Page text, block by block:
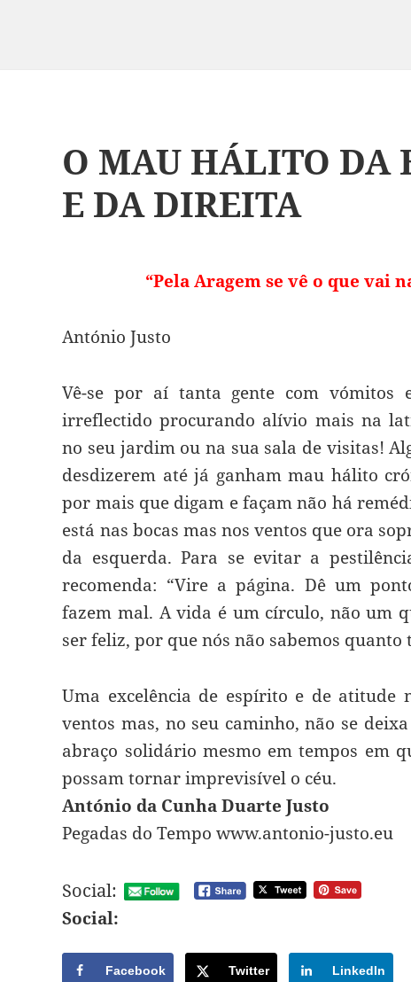
O MAU HÁLITO DA
E DA DIREITA
“Pela Aragem se vê o que vai
António Justo
Vê-se por aí tanta gente com vómitos
irreflectido procurando alívio mais na
no seu jardim ou na sua sala de visitas!
desdizerem até já ganham mau hálito
por mais que digam e façam não há
está nas bocas mas nos ventos que ora
da esquerda. Para se evitar a
recomenda: “Vire a página. Dê um
fazem mal. A vida é um círculo, não um
ser feliz, por que nós não sabemos quanto
Uma excelência de espírito e de atitude
ventos mas, no seu caminho, não se
abraço solidário mesmo em tempos em
possam tornar imprevisível o céu.
António da Cunha Duarte Justo
Pegadas do Tempo www.antonio-justo.eu
Social:
Social:
Facebook Twitter LinkedIn